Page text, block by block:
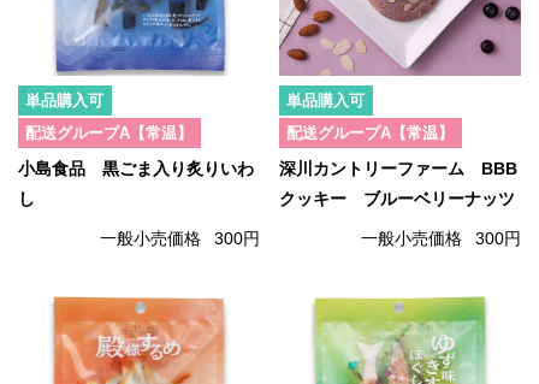
単品購入可
配送グループA【常温】
小島食品 黒ごま入り炙りいわ
し
一般小売価格 300円
単品購入可
配送グループA【常温】
深川カントリーファーム BBB
クッキー ブルーベリーナッツ
一般小売価格 300円